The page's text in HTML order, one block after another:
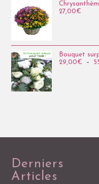
27,00€
Bouquet
29,00€ –
Derniers
Articles